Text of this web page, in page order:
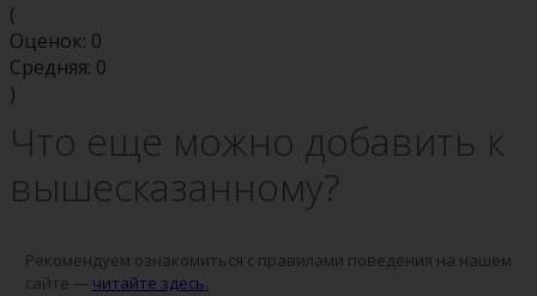
(
Оценок: 0
Средняя: 0
)
Что еще можно добавить к
вышесказанному?
Рекомендуем ознакомиться с правилами поведения на нашем
сайте — читайте здесь.